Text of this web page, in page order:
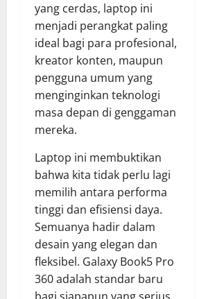
yang cerdas, laptop ini
menjadi perangkat paling
ideal bagi para profesional,
kreator konten, maupun
pengguna umum yang
menginginkan teknologi
masa depan di genggaman
mereka.
Laptop ini membuktikan
bahwa kita tidak perlu lagi
memilih antara performa
tinggi dan efisiensi daya.
Semuanya hadir dalam
desain yang elegan dan
fleksibel. Galaxy Book5 Pro
360 adalah standar baru